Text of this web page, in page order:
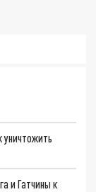
уничтожить
и Гатчины к